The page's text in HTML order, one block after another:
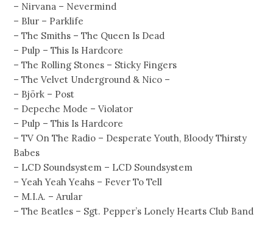
– Nirvana – Nevermind
– Blur – Parklife
– The Smiths – The Queen Is Dead
– Pulp – This Is Hardcore
– The Rolling Stones – Sticky Fingers
– The Velvet Underground & Nico –
– Björk – Post
– Depeche Mode – Violator
– Pulp – This Is Hardcore
– TV On The Radio – Desperate Youth, Bloody Thirsty
Babes
– LCD Soundsystem – LCD Soundsystem
– Yeah Yeah Yeahs – Fever To Tell
– M.I.A. – Arular
– The Beatles – Sgt. Pepper’s Lonely Hearts Club Band